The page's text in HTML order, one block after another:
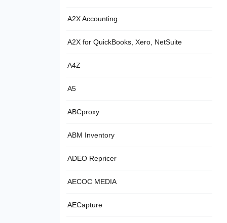
A2X Accounting
A2X for QuickBooks, Xero, NetSuite
A4Z
A5
ABCproxy
ABM Inventory
ADEO Repricer
AECOC MEDIA
AECapture